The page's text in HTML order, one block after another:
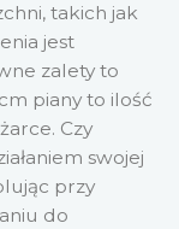
takich jak
jest
zalety to
piany to ilość
Czy
swojej
przy
do